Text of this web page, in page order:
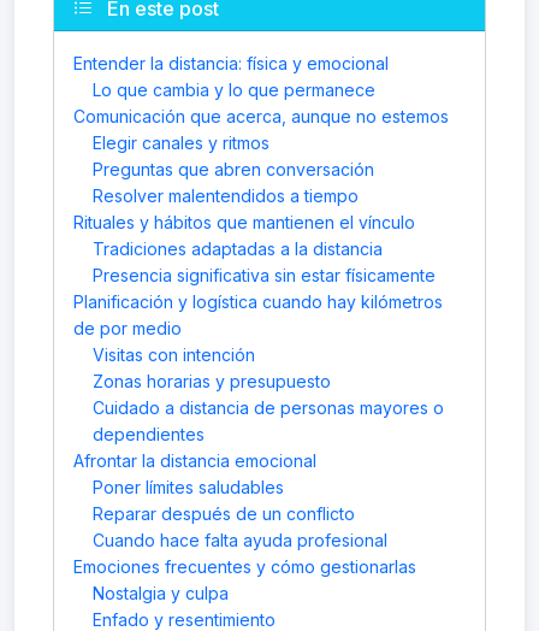
En este post
Entender la distancia: física y emocional
Lo que cambia y lo que permanece
Comunicación que acerca, aunque no estemos
Elegir canales y ritmos
Preguntas que abren conversación
Resolver malentendidos a tiempo
Rituales y hábitos que mantienen el vínculo
Tradiciones adaptadas a la distancia
Presencia significativa sin estar físicamente
Planificación y logística cuando hay kilómetros
de por medio
Visitas con intención
Zonas horarias y presupuesto
Cuidado a distancia de personas mayores o
dependientes
Afrontar la distancia emocional
Poner límites saludables
Reparar después de un conflicto
Cuando hace falta ayuda profesional
Emociones frecuentes y cómo gestionarlas
Nostalgia y culpa
Enfado y resentimiento